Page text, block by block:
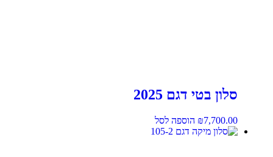
סלון בטי דגם 2025
₪7,700.00 הוספה לסל